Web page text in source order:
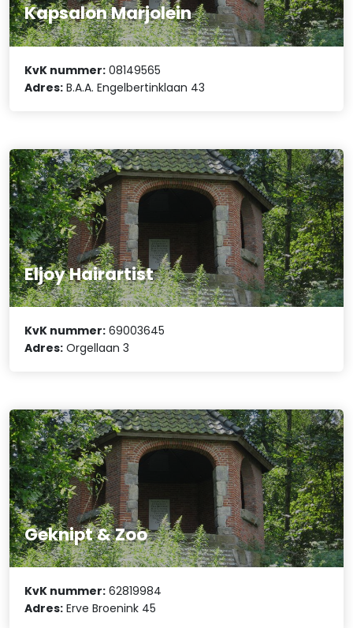
Kapsalon Marjolein
KvK nummer: 08149565
Adres: B.A.A. Engelbertinklaan 43
Eljoy Hairartist
KvK nummer: 69003645
Adres: Orgellaan 3
Geknipt & Zoo
KvK nummer: 62819984
Adres: Erve Broenink 45